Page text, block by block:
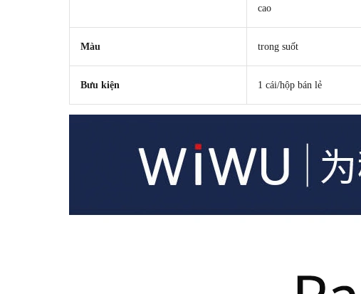
cao
Màu trong suốt
Bưu kiện 1 cái/hộp bán lẻ